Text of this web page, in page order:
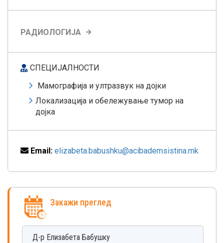
РАДИОЛОГИЈА
СПЕЦИЈАЛНОСТИ
Мамографија и ултразвук на дојки
Локализација и обележување тумор на
дојка
Email: elizabeta.babushku@acibademsistina.mk
Закажи преглед
Д-р Елизабета Бабушку